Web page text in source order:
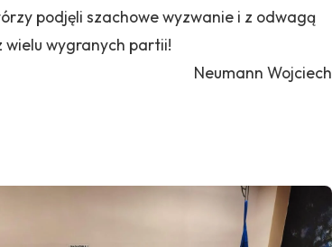
podjęli szachowe wyzwanie i z odwagą
wielu wygranych partii!
Neumann Wojciech